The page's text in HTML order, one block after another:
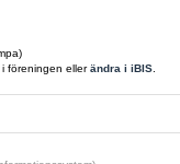
föreningen ellerändra i iBIS